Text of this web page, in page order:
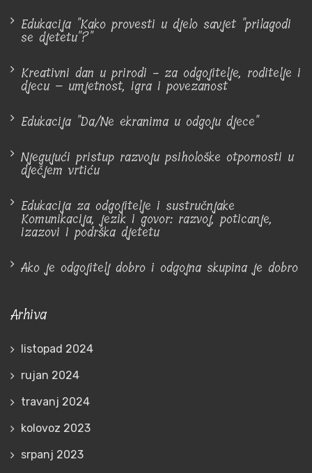
Edukacija "Kako provesti u djelo savjet "prilagodi
se djetetu"?"
Kreativni dan u prirodi - za odgojitelje, roditelje i
djecu – umjetnost, igra i povezanost
Edukacija "Da/Ne ekranima u odgoju djece"
Njegujući pristup razvoju psihološke otpornosti u
dječjem vrtiću
Edukacija za odgojitelje i sustručnjake
Komunikacija, jezik i govor: razvoj, poticanje,
izazovi i podrška djetetu
Ako je odgojitelj dobro i odgojna skupina je dobro
Arhiva
listopad 2024
rujan 2024
travanj 2024
kolovoz 2023
srpanj 2023